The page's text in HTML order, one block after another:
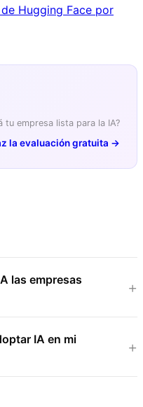
Hugging Face por
tu empresa lista para la IA?
la evaluación gratuita →
las empresas
IA en mi